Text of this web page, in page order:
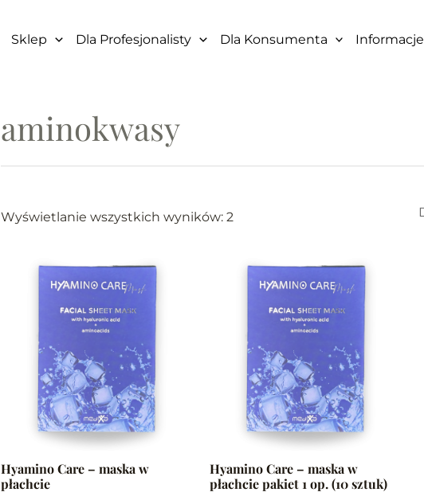
Sklep Dla Profesjonalisty Dla Konsumenta Informacje
aminokwasy
Wyświetlanie wszystkich wyników: 2
Hyamino Care – maska w
płachcie
produkt
wariantów.
można
wybrać
produktu
Hyamino Care – maska w
płachcie pakiet 1 op. (10 sztuk)